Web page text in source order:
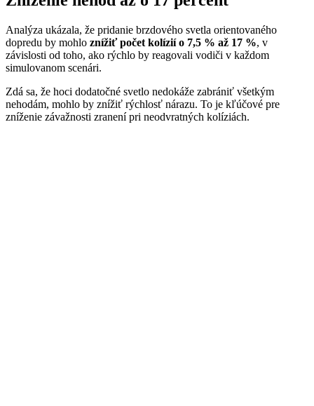
Analýza ukázala, že pridanie brzdového svetla orientovaného
dopredu by mohlo znížiť počet kolízií o 7,5 % až 17 %, v
závislosti od toho, ako rýchlo by reagovali vodiči v každom
simulovanom scenári.
Zdá sa, že hoci dodatočné svetlo nedokáže zabrániť všetkým
nehodám, mohlo by znížiť rýchlosť nárazu. To je kľúčové pre
zníženie závažnosti zranení pri neodvratných kolíziách.